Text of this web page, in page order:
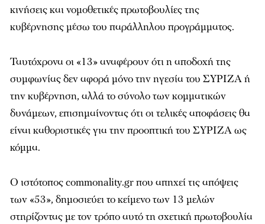
κινήσεις και νομοθετικές πρωτοβουλίες της
κυβέρνησης μέσω του παράλληλου προγράμματος.
Ταυτόχρονα οι «13» αναφέρουν ότι η αποδοχή της
συμφωνίας δεν αφορά μόνο την ηγεσία του ΣΥΡΙΖΑ ή
την κυβέρνηση, αλλά το σύνολο των κομματικών
δυνάμεων, επισημαίνοντας ότι οι τελικές αποφάσεις θα
είναι καθοριστικές για την προοπτική του ΣΥΡΙΖΑ ως
κόμμα.
Ο ιστότοποςcommonality.grπου απηχεί τις απόψεις
των «53», δημοσιεύει το κείμενο των 13 μελών
στηρίζοντας με τον τρόπο αυτό τη σχετική πρωτοβουλία